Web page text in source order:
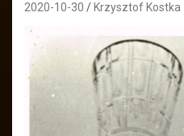
2020-10-30 Krzysztof Kostka